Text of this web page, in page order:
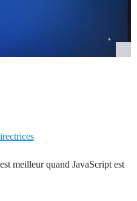
meilleur quand JavaScript est